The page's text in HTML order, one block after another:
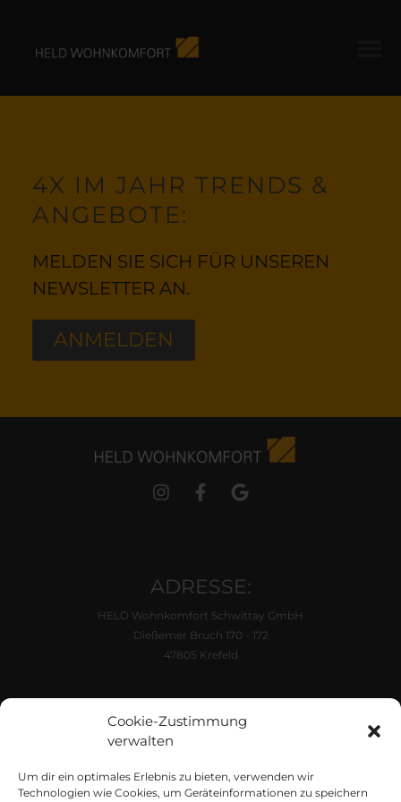
Cookie-Zustimmung
verwalten
Um dir ein optimales Erlebnis zu bieten, verwenden wir
Technologien wie Cookies, um Geräteinformationen zu speichern
4X IM JAHR TRENDS &
ANGEBOTE:
MELDEN SIE SICH FÜR UNSEREN
NEWSLETTER AN.
ANMELDEN
ADRESSE:
HELD Wohnkomfort Schwittay GmbH
Dießemer Bruch 170 - 172
47805 Krefeld
Di. - Fr. 10:00 - 18:00 Uhr
KONTAKT